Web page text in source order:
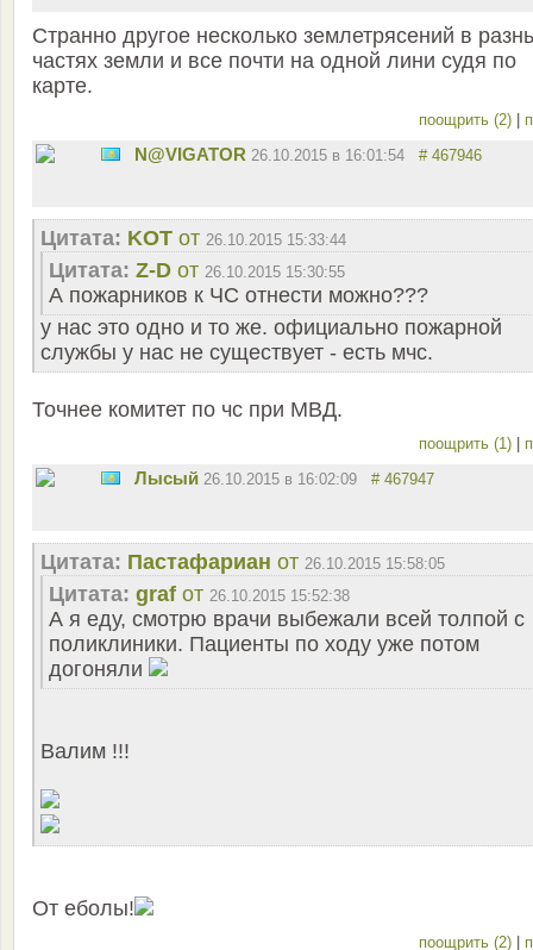
Странно другое несколько землетрясений в
частях земли и все почти на одной лини судя по
карте.
поощрить (2) |
N@VIGATOR 26.10.2015 в 16:01:54 # 467946
Цитата: KOT от 26.10.2015 15:33:44
Цитата: Z-D от 26.10.2015 15:30:55
А пожарников к ЧС отнести можно???
у нас это одно и то же. официально пожарной
службы у нас не существует - есть мчс.
Точнее комитет по чс при МВД.
поощрить (1) |
Лысый 26.10.2015 в 16:02:09 # 467947
Цитата: Пастафариан от 26.10.2015 15:58:05
Цитата: graf от 26.10.2015 15:52:38
А я еду, смотрю врачи выбежали всей толпой с
поликлиники. Пациенты по ходу уже потом
догоняли
Валим !!!
От еболы!
поощрить (2) |